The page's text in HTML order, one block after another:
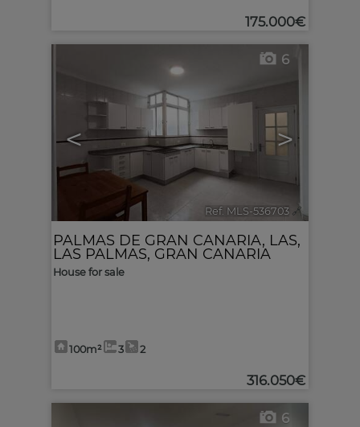
175.000€
< >
6
Ref. MLS-536703 🔗
PALMAS DE GRAN CANARIA, LAS,
LAS PALMAS, GRAN CANARIA
House for sale
100m² 3 2
316.050€
6